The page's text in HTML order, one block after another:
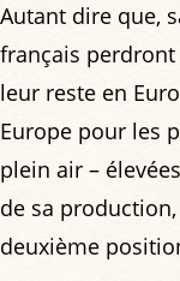
Autant dire que,
français
leur reste en
Europe pour les
plein air –
de sa
deuxième